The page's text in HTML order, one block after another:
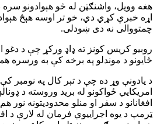
هغه وویل، واشنګټن له څو هېوادونو سره
اړه خبرې کړي دي، خو تر اوسه هېڅ هېواد
چمتووالی نه دی ښودلی.
روبیو کریس کونز ته ډاډ ورکړ چې د دغو
ځایونو د موندلو په برخه کې به ورسره
د یادونې وړ ده چې د تېر کال په نومبر
امریکايي ځواکونو له برید وروسته د
افغانانو د سفر او منلو محدودیتونه